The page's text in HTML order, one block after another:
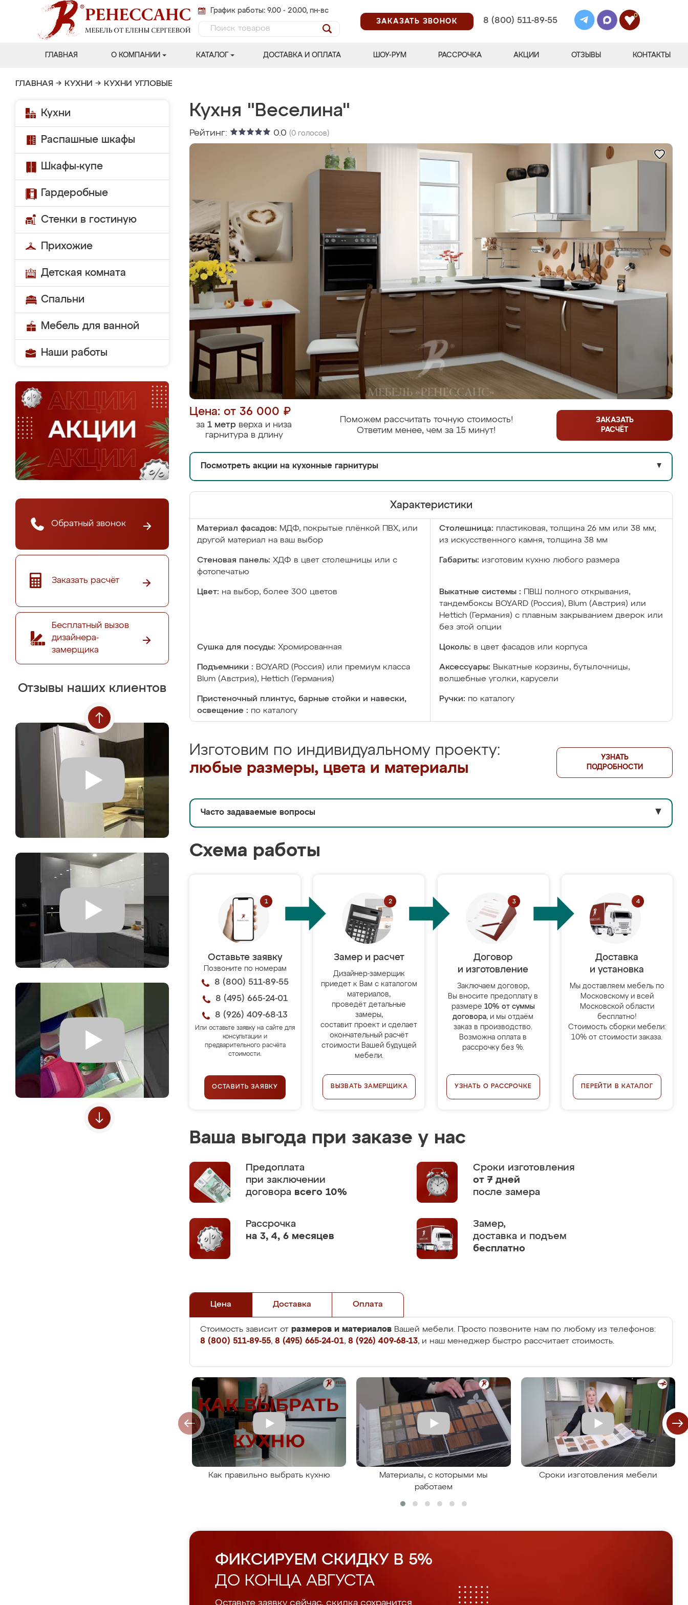
График работы: 9.00 - 20.00, пн-вс
ЗАКАЗАТЬ ЗВОНОК
8 (800) 511-89-55
0
ГЛАВНАЯ О КОМПАНИИ КАТАЛОГ ДОСТАВКА И ОПЛАТА ШОУ-РУМ РАССРОЧКА АКЦИИ ОТЗЫВЫ КОНТАКТЫ
ГЛАВНАЯ → КУХНИ → КУХНИ УГЛОВЫЕ
Кухни
Распашные шкафы
Шкафы-купе
Гардеробные
Стенки в гостиную
Прихожие
Детская комната
Спальни
Мебель для ванной
Наши работы
Обратный звонок
Заказать расчёт
Бесплатный вызов
дизайнера-
замерщика
Отзывы наших клиентов
Кухня "Веселина"
Рейтинг: 0.0 (0 голосов)
Цена: от 36 000 ₽
за 1 метр верха и низа
гарнитура в длину
Поможем рассчитать точную стоимость!
Ответим менее, чем за 15 минут!
ЗАКАЗАТЬ
РАСЧЁТ
Посмотреть акции на кухонные гарнитуры ▼
Характеристики
Материал фасадов: МДФ, покрытые плёнкой ПВХ, или
другой материал на ваш выбор
Столешница: пластиковая, толщина 26 мм или 38 мм;
из искусственного камня, толщина 38 мм
Стеновая панель: ХДФ в цвет столешницы или с
фотопечатью
Габариты: изготовим кухню любого размера
Цвет: на выбор, более 300 цветов Выкатные системы :
ПВШ полного открывания,
тандембоксы BOYARD (Россия), Blum (Австрия) или
Hettich (Германия) с плавным закрыванием дверок или
без этой опции
Сушка для посуды: Хромированная Цоколь: в цвет фасадов или корпуса
Подъемники : BOYARD (Россия) или премиум класса
Blum (Австрия), Hettich (Германия)
Аксессуары: Выкатные корзины, бутылочницы,
волшебные уголки, карусели
Пристеночный плинтус, барные стойки и навески,
освещение : по каталогу
Ручки: по каталогу
Изготовим по индивидуальному проекту:
любые размеры, цвета и материалы
УЗНАТЬ
ПОДРОБНОСТИ
Часто задаваемые вопросы ▼
Схема работы
Оставьте заявку
Позвоните по номерам
8 (800) 511-89-55
8 (495) 665-24-01
8 (926) 409-68-13
Или оставьте заявку на сайте для
консультации и
предварительного расчёта
стоимости.
ОСТАВИТЬ ЗАЯВКУ
Замер и расчет
Дизайнер-замерщик
приедет к Вам с каталогом
материалов,
проведёт детальные
замеры,
составит проект и сделает
окончательный расчёт
стоимости Вашей будущей
мебели.
ВЫЗВАТЬ ЗАМЕРЩИКА
Договор
и изготовление
Заключаем договор,
Вы вносите предоплату в
размере 10% от суммы
договора, и мы отдаём
заказ в производство.
Возможна оплата в
рассрочку без %.
УЗНАТЬ О РАССРОЧКЕ
Доставка
и установка
Мы доставляем мебель по
Московскому и всей
Московской области
бесплатно!
Стоимость сборки мебели:
10% от стоимости заказа.
ПЕРЕЙТИ В КАТАЛОГ
Ваша выгода при заказе у нас
Предоплата
при заключении
договора всего 10%
Сроки изготовления
от 7 дней
после замера
Рассрочка
на 3, 4, 6 месяцев
Замер,
доставка и подъем
бесплатно
Цена Доставка Оплата
Стоимость зависит от размеров и материалов Вашей мебели. Просто позвоните нам по любому из телефонов:
8 (800) 511-89-55, 8 (495) 665-24-01, 8 (926) 409-68-13, и наш менеджер быстро рассчитает стоимость.
Как правильно выбрать кухню
Материалы, с которыми мы
работаем
Сроки изготовления мебели
ФИКСИРУЕМ СКИДКУ В 5%
ДО КОНЦА АВГУСТА
Оставьте заявку сейчас, скидка сохранится.